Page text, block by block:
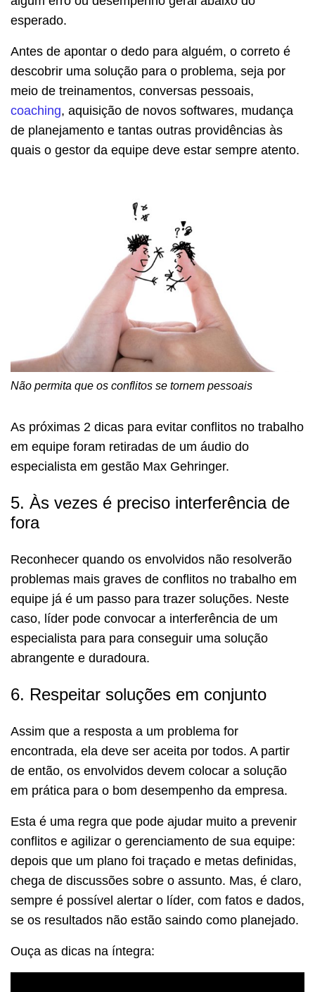
esperado.
Antes de apontar o dedo para alguém, o correto é
descobrir uma solução para o problema, seja por
meio de treinamentos, conversas pessoais,
coaching, aquisição de novos softwares, mudança
de planejamento e tantas outras providências às
quais o gestor da equipe deve estar sempre atento.
Não permita que os conflitos se tornem pessoais
As próximas 2 dicas para evitar conflitos no trabalho
em equipe foram retiradas de um áudio do
especialista em gestão Max Gehringer.
5. Às vezes é preciso interferência de
fora
Reconhecer quando os envolvidos não resolverão
problemas mais graves de conflitos no trabalho em
equipe já é um passo para trazer soluções. Neste
caso, líder pode convocar a interferência de um
especialista para para conseguir uma solução
abrangente e duradoura.
6. Respeitar soluções em conjunto
Assim que a resposta a um problema for
encontrada, ela deve ser aceita por todos. A partir
de então, os envolvidos devem colocar a solução
em prática para o bom desempenho da empresa.
Esta é uma regra que pode ajudar muito a prevenir
conflitos e agilizar o gerenciamento de sua equipe:
depois que um plano foi traçado e metas definidas,
chega de discussões sobre o assunto. Mas, é claro,
sempre é possível alertar o líder, com fatos e dados,
se os resultados não estão saindo como planejado.
Ouça as dicas na íntegra: